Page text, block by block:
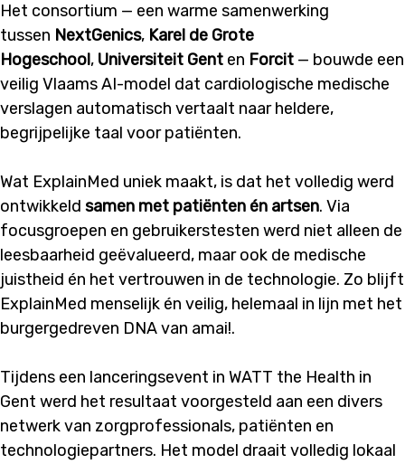
Het consortium — een warme samenwerking
tussen NextGenics, Karel de Grote
Hogeschool, Universiteit Gent en Forcit — bouwde een
veilig Vlaams AI-model dat cardiologische medische
verslagen automatisch vertaalt naar heldere,
begrijpelijke taal voor patiënten.
Wat ExplainMed uniek maakt, is dat het volledig werd
ontwikkeld samen met patiënten én artsen. Via
focusgroepen en gebruikerstesten werd niet alleen de
leesbaarheid geëvalueerd, maar ook de medische
juistheid én het vertrouwen in de technologie. Zo blijft
ExplainMed menselijk én veilig, helemaal in lijn met het
burgergedreven DNA van amai!.
Tijdens een lanceringsevent in WATT the Health in
Gent werd het resultaat voorgesteld aan een divers
netwerk van zorgprofessionals, patiënten en
technologiepartners. Het model draait volledig lokaal